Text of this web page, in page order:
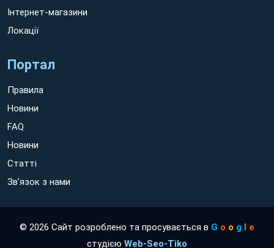
Інтернет-магазини
Локації
Портал
Правила
Новини
FAQ
Новини
Статті
Зв'язок з нами
© 2026 Сайт розроблено та просувається в G o o g l e
студією Web-Seo-Tiko